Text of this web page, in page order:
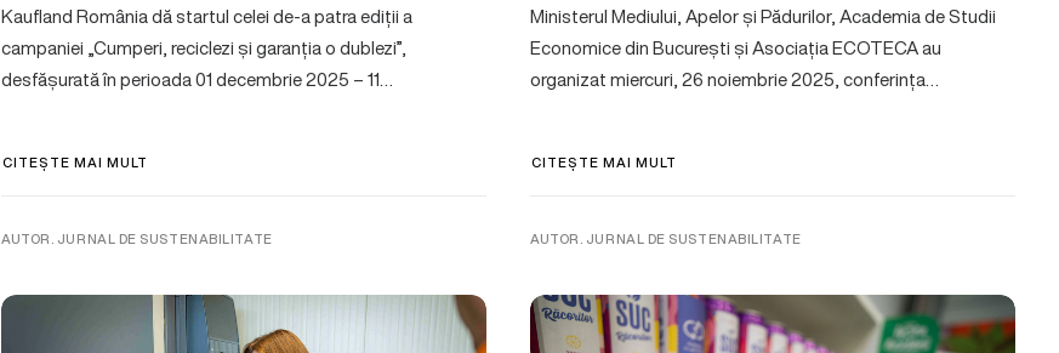
Kaufland România dă startul celei de-a patra ediții a
campaniei „Cumperi, reciclezi și garanția o dublezi”,
desfășurată în perioada 01 decembrie 2025 – 11…
CITEȘTE MAI MULT
AUTOR. JURNAL DE SUSTENABILITATE
Ministerul Mediului, Apelor și Pădurilor, Academia de Studii
Economice din București și Asociația ECOTECA au
organizat miercuri, 26 noiembrie 2025, conferința…
CITEȘTE MAI MULT
AUTOR. JURNAL DE SUSTENABILITATE